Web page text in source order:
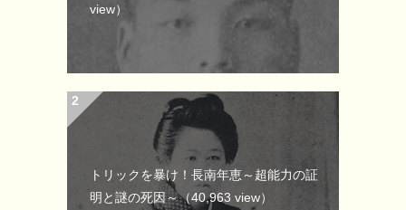
view）
トリックを暴け！長南年恵～超能力の証
明と謎の死因～（40,963 view）